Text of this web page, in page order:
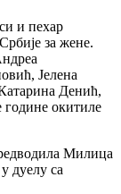
и пехар
за жене.
Јелена
Денић,
окитиле
Милица
дуелу са